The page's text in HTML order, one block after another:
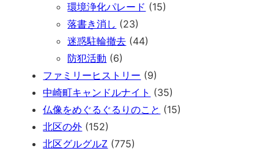
環境浄化パレード (15)
落書き消し (23)
迷惑駐輪撤去 (44)
防犯活動 (6)
ファミリーヒストリー (9)
中崎町キャンドルナイト (35)
仏像をめぐるぐるりのこと (15)
北区の外 (152)
北区グルグルZ (775)